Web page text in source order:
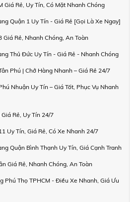
Giá Rẻ, Uy Tín, Có Mặt Nhanh Chóng
Quận 1 Uy Tín - Giá Rẻ [Gọi Là Xe Ngay]
Giá Rẻ, Nhanh Chóng, An Toàn
Thủ Đức Uy Tín - Giá Rẻ - Nhanh Chóng
Phú | Chở Hàng Nhanh – Giá Rẻ 24/7
Nhuận Uy Tín – Giá Tốt, Phục Vụ Nhanh
Rẻ, Uy Tín 24/7
Uy Tín, Giá Rẻ, Có Xe Nhanh 24/7
Quận Bình Thạnh Uy Tín, Giá Cạnh Tranh
Giá Rẻ, Nhanh Chóng, An Toàn
Phú Thọ TPHCM - Điều Xe Nhanh, Giá Ưu